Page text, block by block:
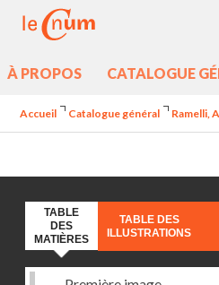
À PROPOS CATALOGUE
Accueil Catalogue général Ramelli,
TABLE
DES
MATIÈRES
TABLE DES
ILLUSTRATIONS